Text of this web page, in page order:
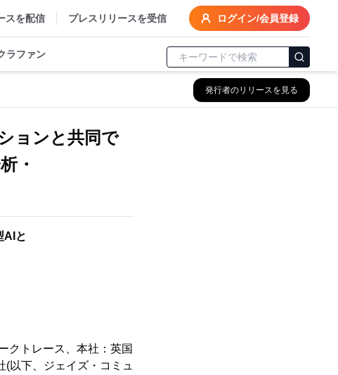
スを配信 プレスリリースを受信 ログイン/会員登録
ラファン
発行者のリリースを見る
ョンと共同で
・
AIと
クトレース、本社：英国
以下、ジェイズ・コミュ